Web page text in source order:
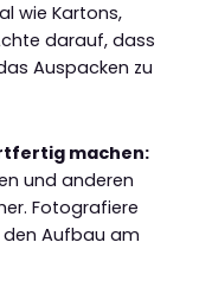
wie Kartons,
darauf, dass
Auspacken zu
machen:
und anderen
Fotografiere
Aufbau am